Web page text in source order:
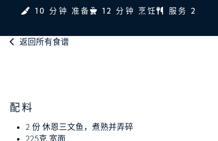
10 分钟 准备 12 分钟 烹饪 服务 2
返回所有食谱
配料
2 份 休恩三文鱼，煮熟并弄碎
225克 宽面